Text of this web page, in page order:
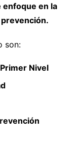
en la
son:
Nivel